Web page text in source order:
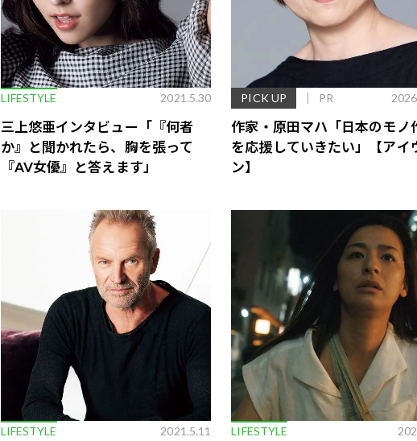
LIFESTYLE 2021.5.30
三上悠亜インタビュー「『何者
か』と聞かれたら、胸を張って
『AV女優』と答えます」
PICK UP PR
作家・原田マハ「日本のモノ
を応援していきたい」【アイ
ン】
LIFESTYLE 2021.5.11 LIFESTYLE
歌舞伎俳優・尾上右近が休息を過
前列ホテル「UMITO 熱海 別邸」